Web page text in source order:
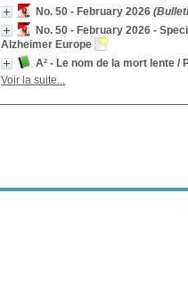
No. 50 - February 2026
No. 50 - February 2026 -
Alzheimer Europe
A² - Le nom de la mort lente /
Voir la suite...